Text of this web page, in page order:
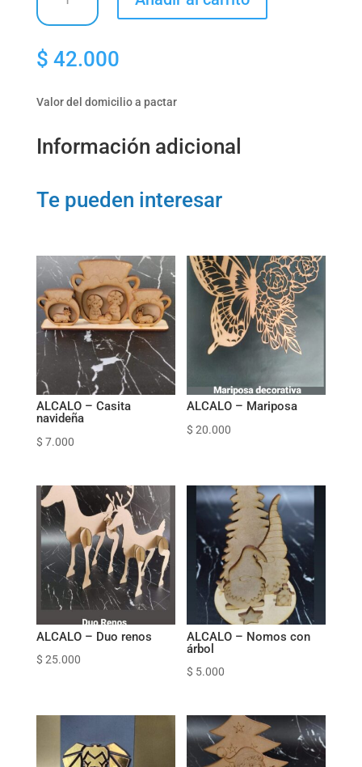
Cuadro
geométrico
$ 42.000
Valor del domicilio a pactar
Información adicional
Te pueden interesar
ALCALO – Casita
navideña
$ 7.000
ALCALO – Mariposa
$ 20.000
ALCALO – Duo renos
$ 25.000
ALCALO – Nomos con
árbol
$ 5.000